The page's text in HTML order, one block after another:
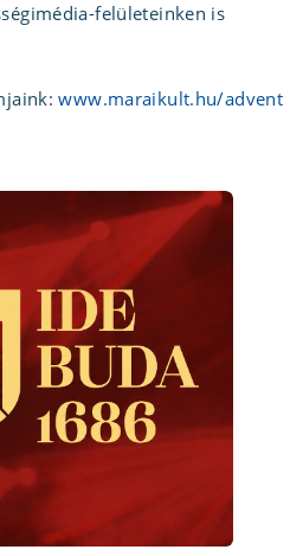
felületeinken is
www.maraikult.hu/advent